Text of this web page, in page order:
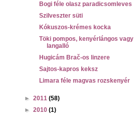
Bogi féle olasz paradicsomleves
Szilveszter süti
Kókuszos-krémes kocka
Töki pompos, kenyérlángos vagy
langalló
Hugicám Brač-os linzere
Sajtos-kapros keksz
Limara féle magvas rozskenyér
► 2011 (58)
► 2010 (1)